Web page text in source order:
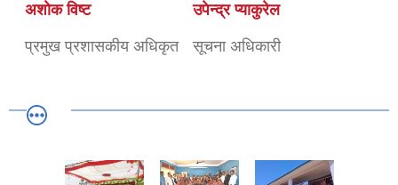
अशाेक विष्ट
प्रमुख प्रशासकीय अधिकृत
उपेन्द्र प्याकुरेल
सूचना अधिकारी